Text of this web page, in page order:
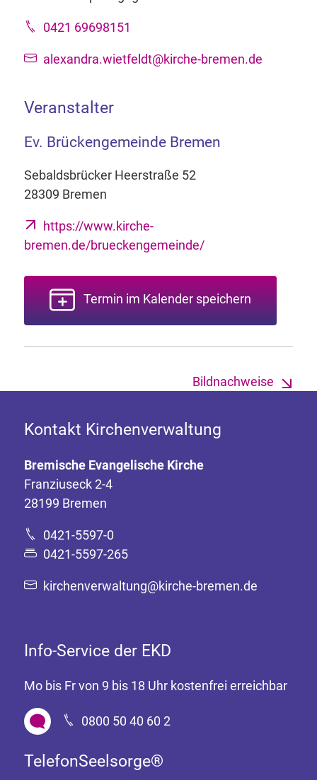
0421 69698151
alexandra.wietfeldt@kirche-bremen.de
Veranstalter
Ev. Brückengemeinde Bremen
Sebaldsbrücker Heerstraße 52
28309 Bremen
https://www.kirche-
bremen.de/brueckengemeinde/
Termin im Kalender speichern
Bildnachweise
Kontakt Kirchenverwaltung
Bremische Evangelische Kirche
Franziuseck 2-4
28199 Bremen
0421-5597-0
0421-5597-265
kirchenverwaltung@kirche-bremen.de
Info-Service der EKD
Mo bis Fr von 9 bis 18 Uhr kostenfrei erreichbar
0800 50 40 60 2
TelefonSeelsorge®